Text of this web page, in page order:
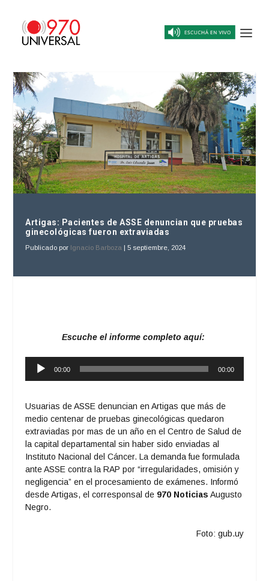
Artigas: Pacientes de ASSE denuncian que pruebas
ginecológicas fueron extraviadas
Publicado por Ignacio Barboza |5 septiembre, 2024
Escuche el informe completo aquí:
Reproductor
00:00 00:00
Usuarias de ASSE denuncian en Artigas que más de
medio centenar de pruebas ginecológicas quedaron
extraviadas por mas de un año en el Centro de Salud de
la capital departamental sin haber sido enviadas al
Instituto Nacional del Cáncer. La demanda fue formulada
ante ASSE contra la RAP por “irregularidades, omisión y
negligencia” en el procesamiento de exámenes. Informó
desde Artigas, el corresponsal de 970 Noticias Augusto
Negro.
Foto: gub.uy